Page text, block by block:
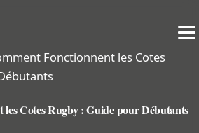
Fonctionnent les Cotes
Cotes Rugby : Guide pour Débutants